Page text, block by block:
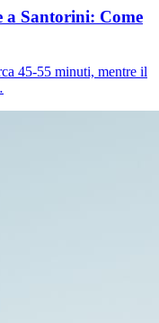
a Santorini: Come
45-55 minuti, mentre il